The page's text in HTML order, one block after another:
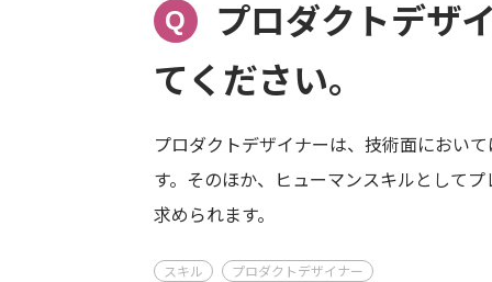
Q
プロダクトデザ
てください。
プロダクトデザイナーは、技術面におい
す。そのほか、ヒューマンスキルとして
求められます。
スキル プロダクトデザイナー